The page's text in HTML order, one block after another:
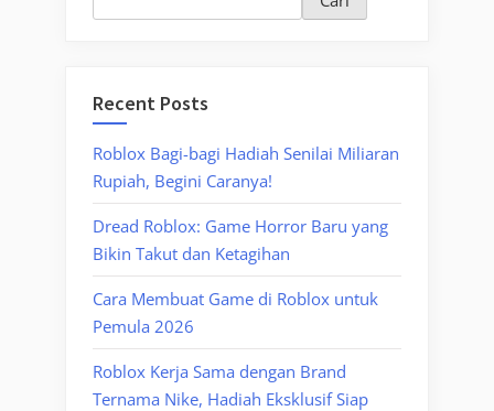
Recent Posts
Roblox Bagi-bagi Hadiah Senilai Miliaran
Rupiah, Begini Caranya!
Dread Roblox: Game Horror Baru yang
Bikin Takut dan Ketagihan
Cara Membuat Game di Roblox untuk
Pemula 2026
Roblox Kerja Sama dengan Brand
Ternama Nike, Hadiah Eksklusif Siap